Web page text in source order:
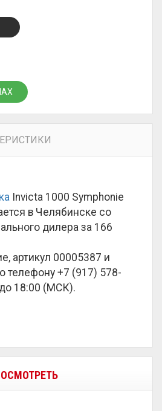
Invicta 1000 Symphonie
в Челябинске со
дилера за 166
артикул 00005387 и
телефону +7 (917) 578-
18:00 (МСК).